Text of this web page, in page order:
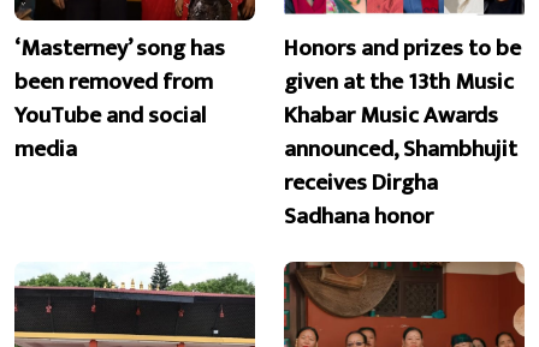
‘Masterney’ song has
been removed from
YouTube and social
media
Honors and prizes to be
given at the 13th Music
Khabar Music Awards
announced, Shambhujit
receives Dirgha
Sadhana honor